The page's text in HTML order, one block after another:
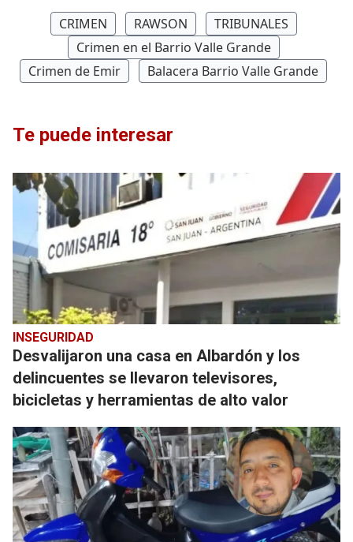
CRIMEN RAWSON
TRIBUNALES
Crimen en el Barrio Valle Grande
Crimen de Emir
Balacera Barrio Valle Grande
Te puede interesar
INSEGURIDAD
Desvalijaron una casa en Albardón y los
delincuentes se llevaron televisores,
bicicletas y herramientas de alto valor